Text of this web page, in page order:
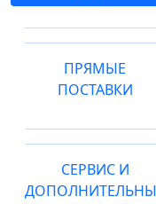
ПРЯМЫЕ
ПОСТАВКИ
СЕРВИС И